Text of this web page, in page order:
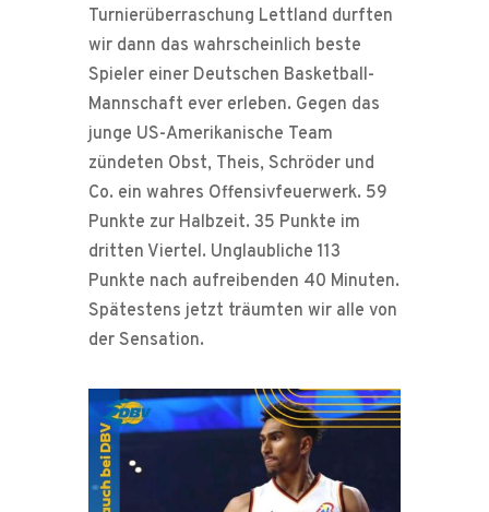
Turnierüberraschung Lettland durften
wir dann das wahrscheinlich beste
Spieler einer Deutschen Basketball-
Mannschaft ever erleben. Gegen das
junge US-Amerikanische Team
zündeten Obst, Theis, Schröder und
Co. ein wahres Offensivfeuerwerk. 59
Punkte zur Halbzeit. 35 Punkte im
dritten Viertel. Unglaubliche 113
Punkte nach aufreibenden 40 Minuten.
Spätestens jetzt träumten wir alle von
der Sensation.